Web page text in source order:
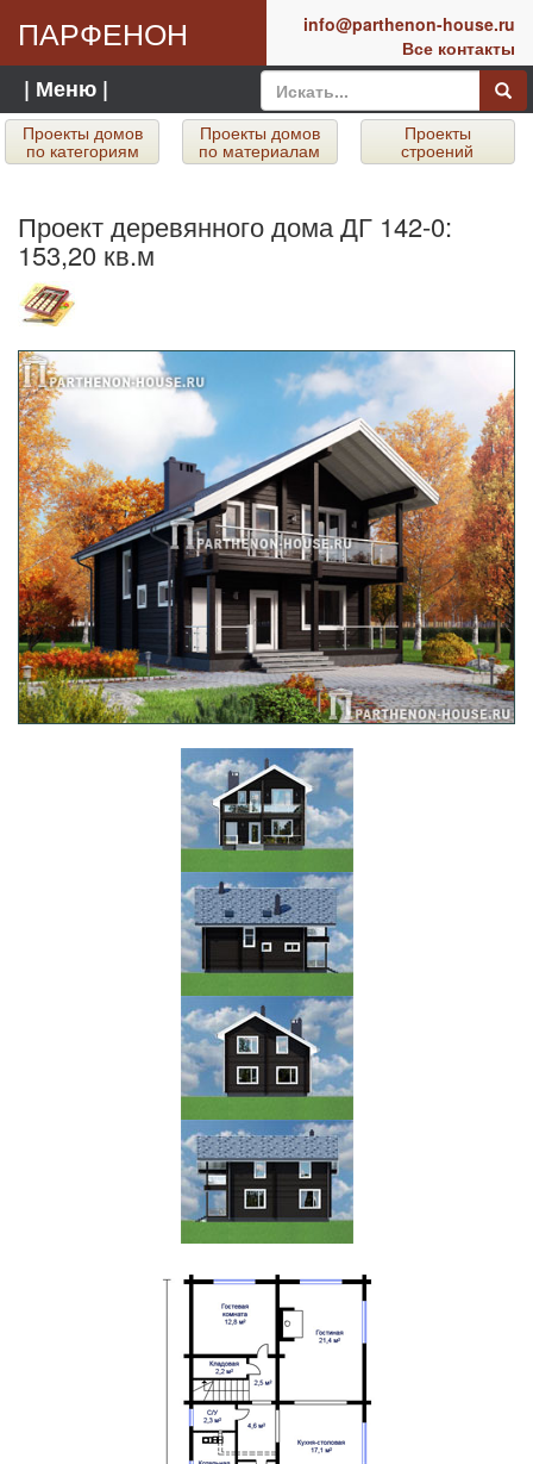
ПАРФЕНОН
info@parthenon-house.ru
Все контакты
| Меню |
Проекты домов
по категориям
Проекты домов
по материалам
Проекты
строений
Проект деревянного дома ДГ 142-0:
153,20 кв.м